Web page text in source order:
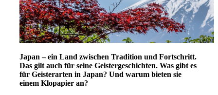
Japan – ein Land zwischen Tradition und Fortschritt.
Das gilt auch für seine Geistergeschichten. Was gibt es
für Geisterarten in Japan? Und warum bieten sie
einem Klopapier an?